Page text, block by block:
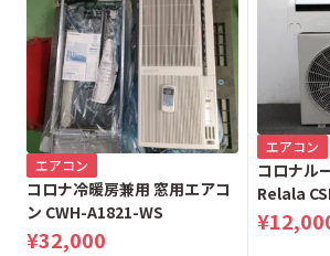
エアコン
コロナ冷暖房兼用 窓用エアコ
ン CWH-A1821-WS
¥32,000
エアコン
コロナル
Relala
製）